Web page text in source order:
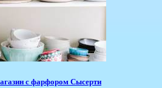
с фарфором Сысерти